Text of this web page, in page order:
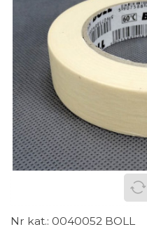
0040052 BOLL